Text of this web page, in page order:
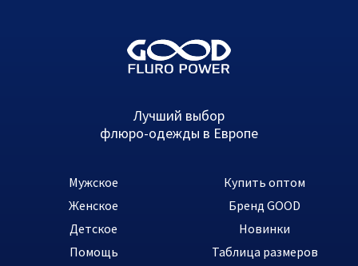
Мужское
Женское
Детское
Купить оптом
Бренд GOOD
Новинки
Помощь
Таблица размеров
Лучший выбор
флюро-одежды в Европе